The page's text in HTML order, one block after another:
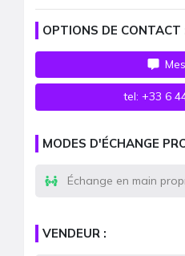
OPTIONS DE CONTACT
tel: +33 6
MODES D'ÉCHANGE
Échange en main
VENDEUR :